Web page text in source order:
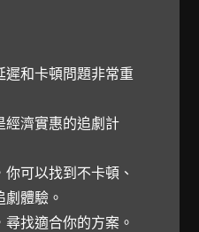
遲和卡頓問題非常重
經濟實惠的追劇計
可以找到不卡頓、
體驗。
找適合你的方案。